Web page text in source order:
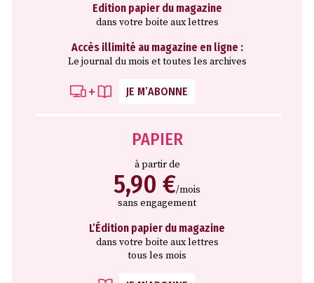
Edition papier du magazine
dans votre boite aux lettres
Accès illimité au magazine en ligne :
Le journal du mois et toutes les archives
JE M’ABONNE
PAPIER
à partir de
5,90 €/mois
sans engagement
L’Édition papier du magazine
dans votre boite aux lettres
tous les mois